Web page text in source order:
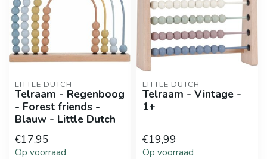
LITTLE DUTCH
Telraam - Regenboog
- Forest friends -
Blauw - Little Dutch
€17,95
Op voorraad
LITTLE DUTCH
Telraam - Vintage -
1+
€19,99
Op voorraad